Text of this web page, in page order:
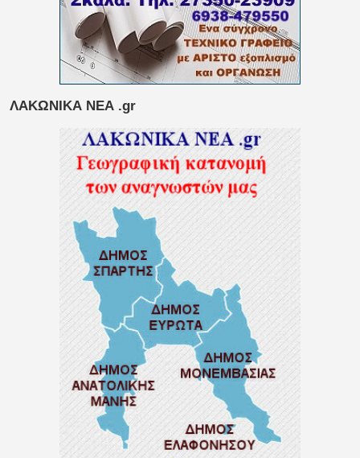
ΛΑΚΩΝΙΚΑ ΝΕΑ .gr